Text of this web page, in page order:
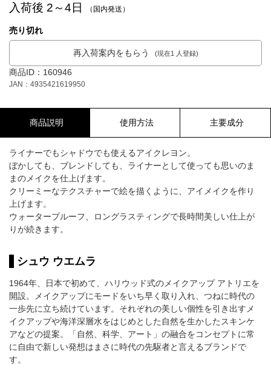
入荷後 2～4日 （国内発送）
売り切れ
再入荷案内をもらう (現在1 人登録)
商品ID：160946
JAN：4935421619950
商品説明 使用方法 主要成分
ライナーでもシャドウでも使えるアイクレヨン。
ぼかしても、ブレンドしても、ライナーとして使っても思いのま
まのメイクを仕上げます。
クリーミーなテクスチャーで絵を描くように、アイメイクを作り
上げます。
ウォータープルーフ、ロングラスティングで長時間美しい仕上が
りが続きます。
シュウ ウエムラ
1964年、日本で初めて、ハリウッド式のメイクアップ アトリエを
開設。メイクアップにモードをいち早く取り入れ、つねに時代の
一歩先に立ち続けています。それぞれの美しい個性を引き出すメ
イクアップや海洋深層水をはじめとした自然を生かしたスキンケ
アなどの提案。「自然、科学、アート」の融合をコンセプトに常
に自由で新しい発想はまさに時代の先駆者と言えるブランドで
す。